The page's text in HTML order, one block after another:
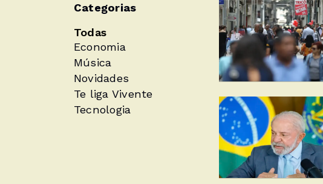
Categorias
Todas
Economia
Música
Novidades
Te liga Vivente
Tecnologia